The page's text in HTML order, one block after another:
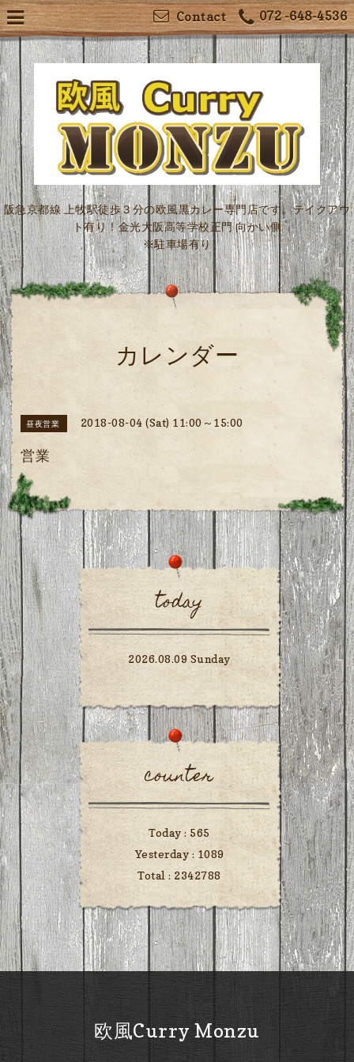
072 -648-4536
Contact
阪急京都線 上牧駅徒歩３分の欧風黒カレー専門店です。テイクアウ
ト有り！金光大阪高等学校正門 向かい側
※駐車場有り
カレンダー
昼夜営業 2018-08-04 (Sat) 11:00～15:00
営業
today
2026.08.09 Sunday
counter
Today : 565
Yesterday : 1089
Total : 2342788
欧風Curry Monzu